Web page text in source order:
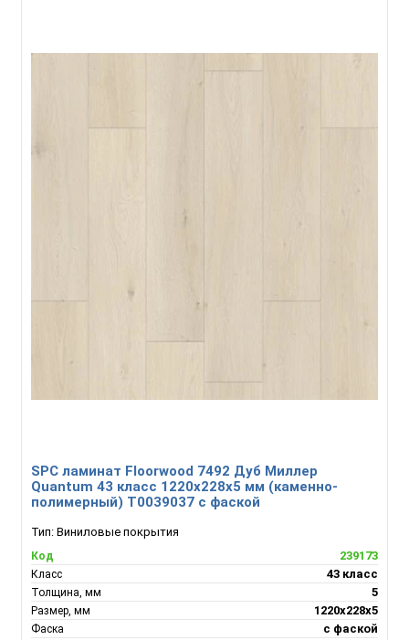
SPC ламинат Floorwood 7492 Дуб Миллер
Quantum 43 класс 1220х228х5 мм (каменно-
полимерный) Т0039037 с фаской
Тип: Виниловые покрытия
Код 239173
Класс 43 класс
Толщина, мм 5
Размер, мм 1220х228х5
Фаска
с фаской